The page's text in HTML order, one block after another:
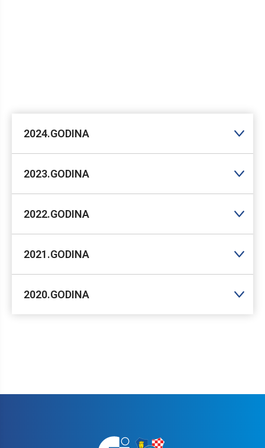
2024.GODINA
2023.GODINA
2022.GODINA
2021.GODINA
2020.GODINA